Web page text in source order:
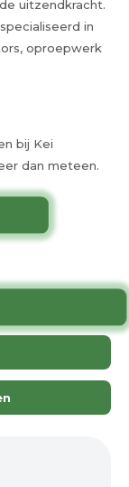
uitzendkracht.
in
oproepwerk
bij Kei
dan meteen.